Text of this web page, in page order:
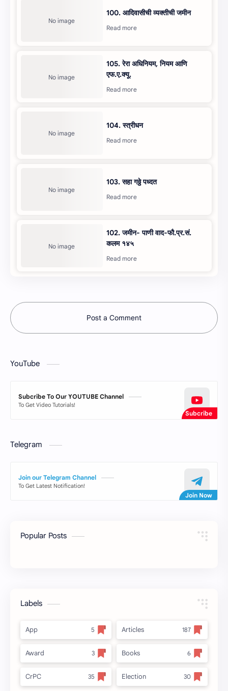
100. आदिवासीची व्यक्तीची जमीन
105. रेरा अधिनियम, नियम आणि
एफ.ए.क्यू.
104. स्त्रीधन
103. सहा गठ्ठे पध्दत
102. जमीन- पाणी वाद-फौ.प्र.सं.
कलम १४५
Post a Comment
YouTube
Subcribe To Our YOUTUBE Channel
To Get Video Tutorials!
Telegram
Join our Telegram Channel
To Get Latest Notification!
Popular Posts
Labels
App Articles
Award Books
CrPC Election